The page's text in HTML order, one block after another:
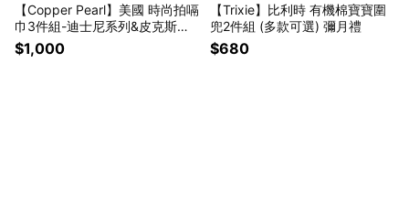
【Copper Pearl】美國 時尚拍嗝
巾3件組-迪士尼系列&皮克斯系
列 (多款可選) 彌月禮
$1,000
【Trixie】比利時 有機棉寶寶圍
兜2件組 (多款可選) 彌月禮
$680